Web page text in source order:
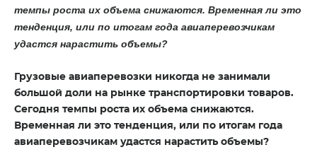
темпы роста их объема снижаются. Временная ли это
тенденция, или по итогам года авиаперевозчикам
удастся нарастить объемы?
Грузовые авиаперевозки никогда не занимали
большой доли на рынке транспортировки товаров.
Сегодня темпы роста их объема снижаются.
Временная ли это тенденция, или по итогам года
авиаперевозчикам удастся нарастить объемы?